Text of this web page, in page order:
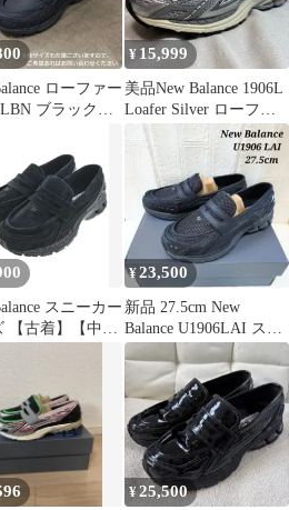
ローファー
ブラック
¥ 15,999
美品New Balance 1906L
Loafer Silver ローファ
ー
スニーカー
【古着】【中
送料無料】
¥23,500
新品 27.5cm New
Balance U1906LAI スニ
ーファー
¥25,500